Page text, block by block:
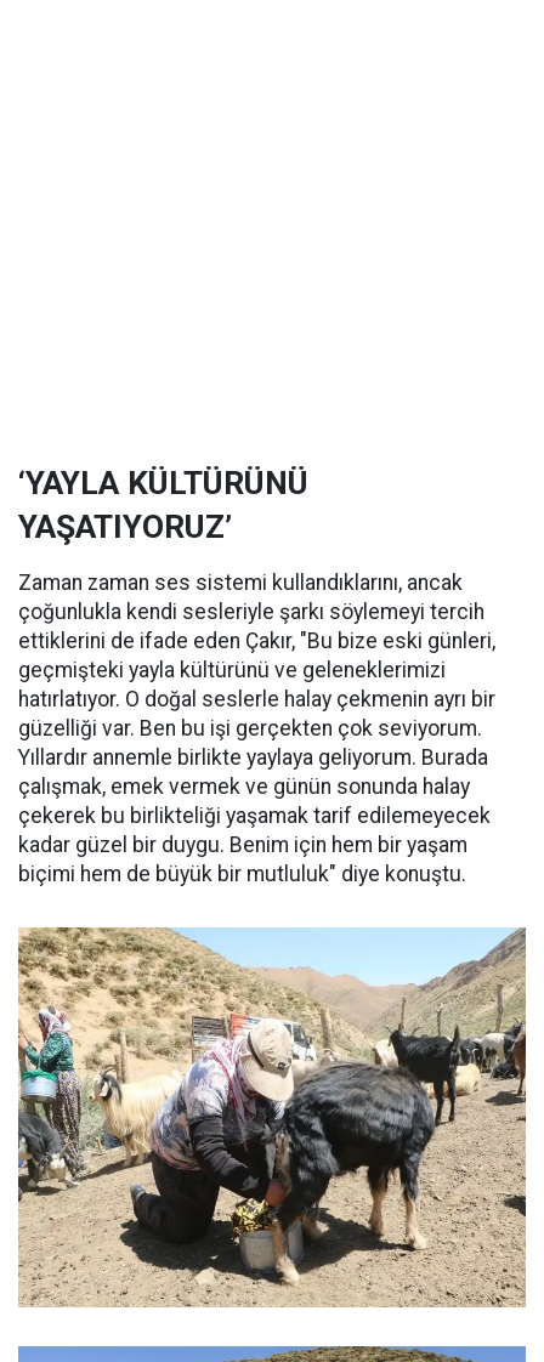
‘YAYLA KÜLTÜRÜNÜ
YAŞATIYORUZ’
Zaman zaman ses sistemi kullandıklarını, ancak
çoğunlukla kendi sesleriyle şarkı söylemeyi tercih
ettiklerini de ifade eden Çakır, "Bu bize eski günleri,
geçmişteki yayla kültürünü ve geleneklerimizi
hatırlatıyor. O doğal seslerle halay çekmenin ayrı bir
güzelliği var. Ben bu işi gerçekten çok seviyorum.
Yıllardır annemle birlikte yaylaya geliyorum. Burada
çalışmak, emek vermek ve günün sonunda halay
çekerek bu birlikteliği yaşamak tarif edilemeyecek
kadar güzel bir duygu. Benim için hem bir yaşam
biçimi hem de büyük bir mutluluk" diye konuştu.